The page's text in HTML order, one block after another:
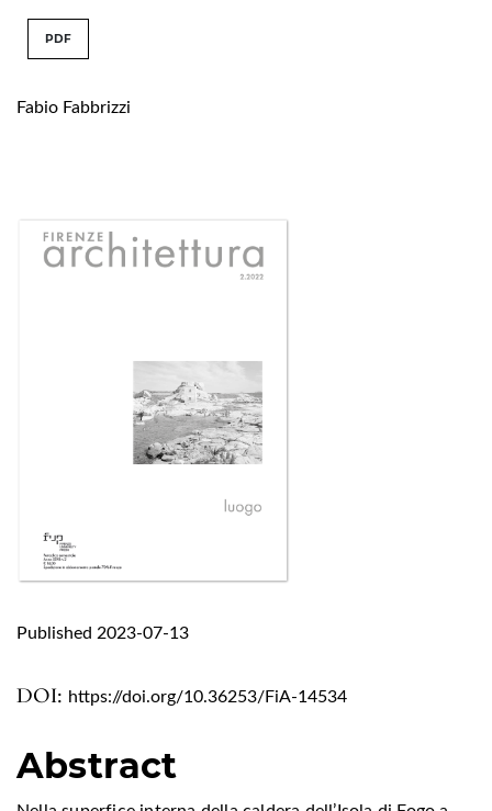
PDF
Fabio Fabbrizzi
DOI: https://doi.org/10.36253/FiA-14534
Published 2023-07-13
Abstract